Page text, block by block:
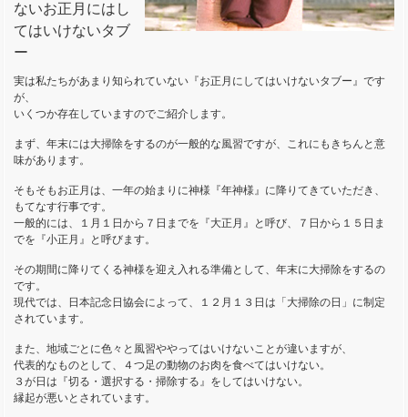
ないお正月にはし
てはいけないタブ
ー
実は私たちがあまり知られていない『お正月にしてはいけないタブー』です
が、
いくつか存在していますのでご紹介します。
まず、年末には大掃除をするのが一般的な風習ですが、これにもきちんと意
味があります。
そもそもお正月は、一年の始まりに神様『年神様』に降りてきていただき、
もてなす行事です。
一般的には、１月１日から７日までを『大正月』と呼び、７日から１５日ま
でを『小正月』と呼びます。
その期間に降りてくる神様を迎え入れる準備として、年末に大掃除をするの
です。
現代では、日本記念日協会によって、１２月１３日は「大掃除の日」に制定
されています。
また、地域ごとに色々と風習ややってはいけないことが違いますが、
代表的なものとして、４つ足の動物のお肉を食べてはいけない。
３が日は『切る・選択する・掃除する』をしてはいけない。
縁起が悪いとされています。